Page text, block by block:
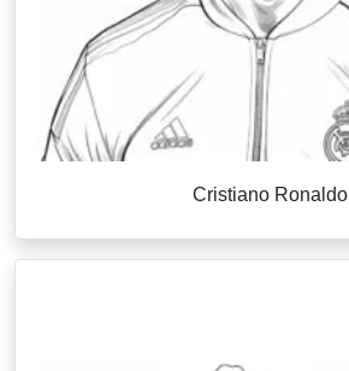
Cristiano Ronaldo